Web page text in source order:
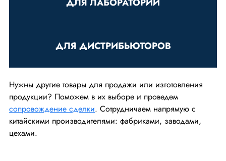
ДЛЯ ЛАБОРАТОРИЙ
ДЛЯ ДИСТРИБЬЮТОРОВ
Нужны другие товары для продажи или изготовления
продукции? Поможем в их выборе и проведем
сопровождение сделки. Сотрудничаем напрямую с
китайскими производителями: фабриками, заводами,
цехами.